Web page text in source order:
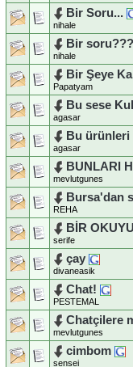
Bir Soru...
nihale
Bir
nihale
Bir Şeye
Papatyam
Bu sese
agasar
Bu ürünleri
agasar
BUNLARI
mevlutgunes
Bursa'dan
REHA
BİR
serife
çay
divaneasik
Chat!
PESTEMAL
Chatçilere
mevlutgunes
cimbom
sensei